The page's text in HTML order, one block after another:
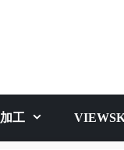
工